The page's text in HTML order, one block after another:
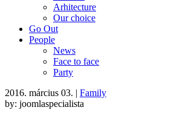
Arhitecture
Our choice
Go Out
People
News
Face to face
Party
2016. március 03. | Family
by: joomlaspecialista